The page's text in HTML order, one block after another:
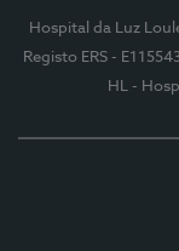
Hospital da Luz
Registo ERS -
HL -